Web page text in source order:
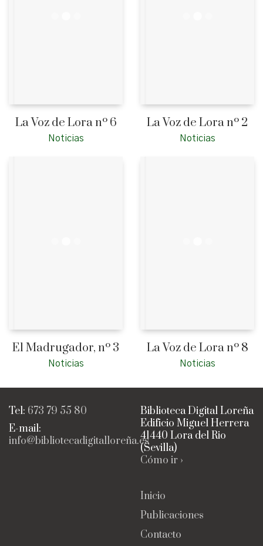
La Voz de Lora nº 6
Noticias
La Voz de Lora nº 2
Noticias
El Madrugador, nº 3
Noticias
La Voz de Lora nº 8
Noticias
Tel: 673 79 55 80
E-mail:
info@bibliotecadigitalloreña.es
Biblioteca Digital Loreña
Edificio Miguel Herrera
41440 Lora del Rio
(Sevilla)
Cómo ir ›
Inicio
Publicaciones
Contacto